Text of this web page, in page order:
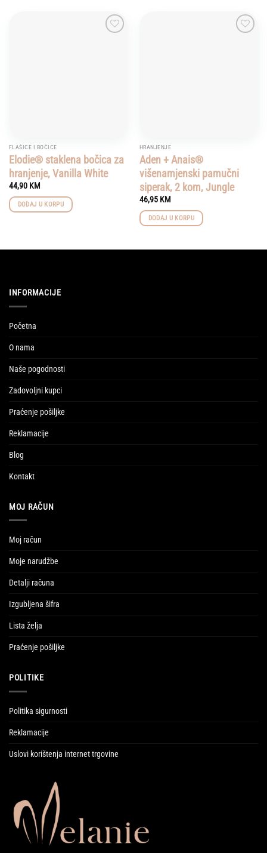
FLAŠICE I BOČICE
Elodie® staklena bočica za
hranjenje, Vanilla White
44,90 KM
DODAJ U KORPU
HRANJENJE
Aden + Anais®
višenamjenski pamučni
siperak, 2 kom, Jungle
46,95 KM
DODAJ U KORPU
INFORMACIJE
Početna
O nama
Naše pogodnosti
Zadovoljni kupci
Praćenje pošiljke
Reklamacije
Blog
Kontakt
MOJ RAČUN
Moj račun
Moje narudžbe
Detalji računa
Izgubljena šifra
Lista želja
Praćenje pošiljke
POLITIKE
Politika sigurnosti
Reklamacije
Uslovi korištenja internet trgovine